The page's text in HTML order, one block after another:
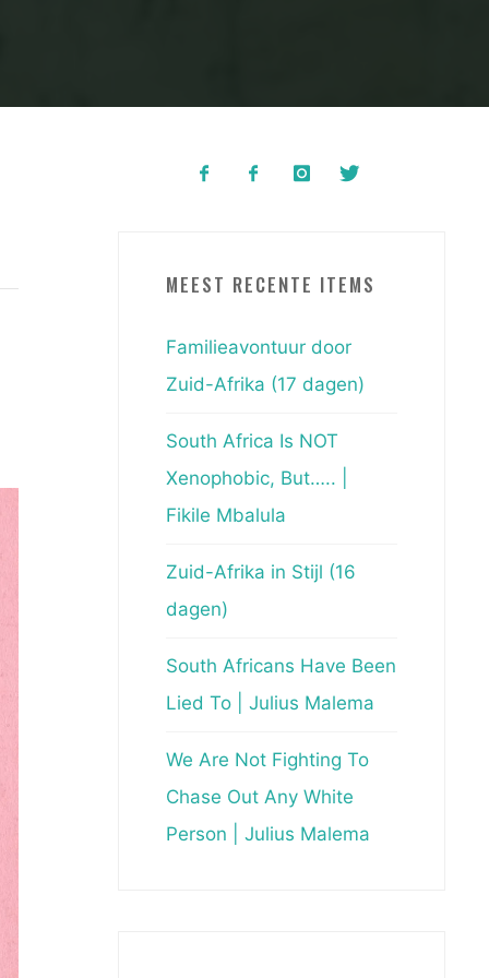
MEEST RECENTE ITEMS
Familieavontuur door
Zuid-Afrika (17 dagen)
South Africa Is NOT
Xenophobic, But….. |
Fikile Mbalula
Zuid-Afrika in Stijl (16
dagen)
South Africans Have Been
Lied To | Julius Malema
We Are Not Fighting To
Chase Out Any White
Person | Julius Malema